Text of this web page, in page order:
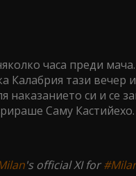
часа преди
Калабрия тази
си и се
Саму
's official XI for